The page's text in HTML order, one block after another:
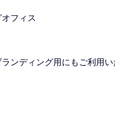
フィス
ンディング用にもご利用い